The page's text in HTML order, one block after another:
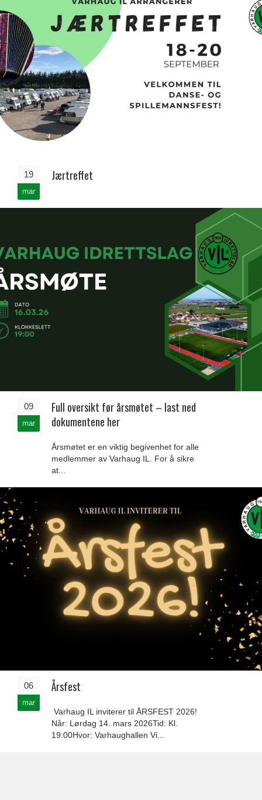
19
mar
Jærtreffet
09
mar
Full oversikt før årsmøtet – last ned
dokumentene her
Årsmøtet er en viktig begivenhet for alle
medlemmer av Varhaug IL. For å sikre
at...
06
mar
Årsfest
Varhaug IL inviterer til ÅRSFEST 2026!
Når: Lørdag 14. mars 2026Tid: Kl.
19:00Hvor: Varhaughallen Vi...